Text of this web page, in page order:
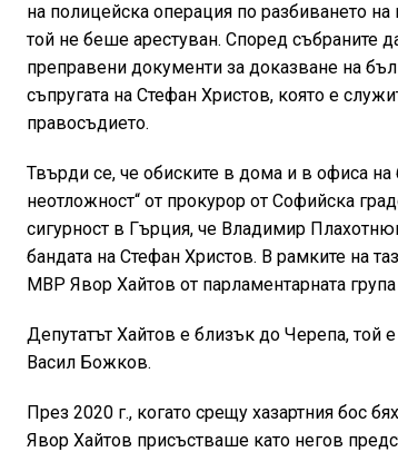
на полицейска операция по разбиването
той не беше арестуван. Според събраните
преправени документи за доказване на
съпругата на Стефан Христов, която е
правосъдието.
Твърди се, че обиските в дома и в офиса
неотложност“ от прокурор от Софийска
сигурност в Гърция, че Владимир
бандата на Стефан Христов. В рамките на
МВР Явор Хайтов от парламентарната
Депутатът Хайтов е близък до Черепа, той
Васил Божков.
През 2020 г., когато срещу хазартния бос
Явор Хайтов присъстваше като негов